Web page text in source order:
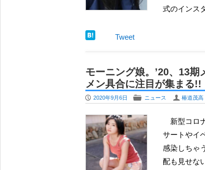
式のインス
Tweet
モーニング娘。’20、13
メン具合に注目が集まる!!
P 2020年9月6日 F ニュース U 椿道茂高
新型コロナウイルス感染拡大防止対策のため、従来のようなライブ･コン
サートやイ
感染しちゃ
配も見せな